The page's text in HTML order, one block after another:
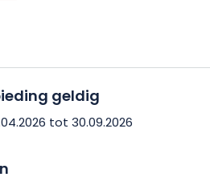
te maken en aan een zo
Hun toewijding is merkbaar in
gastvrije sfeer die er heerst. Het
geldig
tot 30.09.2026